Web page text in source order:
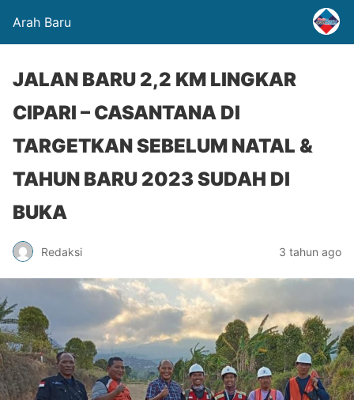
Arah Baru
JALAN BARU 2,2 KM LINGKAR
CIPARI – CASANTANA DI
TARGETKAN SEBELUM NATAL &
TAHUN BARU 2023 SUDAH DI
BUKA
Redaksi 3 tahun ago